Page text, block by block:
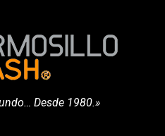
Desde 1980.»